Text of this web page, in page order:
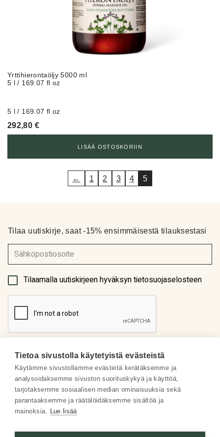
Yrttihierontaöljy 5000 ml
5 l / 169.07 fl oz
5 l / 169.07 fl oz
292,80 €
LISÄÄ OSTOSKORIIN
← 1 2 3 4 5
Meistä
Some
Asiakaspalvelu
Tilaa uutiskirje, saat -15% ensimmäisestä tilauksestasi
(Pakollinen)
Tilaamalla uutiskirjeen hyväksyn tietosuojaselosteen
Tietoa sivustolla käytetyistä evästeistä
Käytämme sivustollamme evästeitä kerätäksemme ja
analysoidaksemme sivuston suorituskykyä ja käyttöä,
tarjotaksemme sosiaalisen median ominaisuuksia sekä
parantaaksemme ja räätälöidäksemme sisältöä ja
mainoksia. Lue lisää